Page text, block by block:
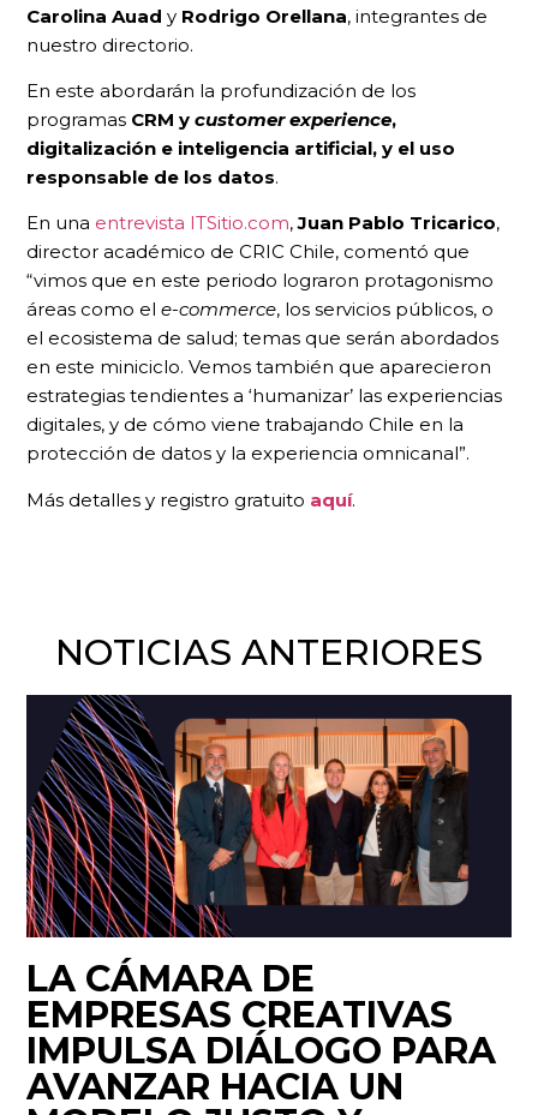
Carolina Auad y Rodrigo Orellana, integrantes de
nuestro directorio.
En este abordarán la profundización de los
programas CRM y customer experience,
digitalización e inteligencia artificial, y el uso
responsable de los datos.
En una entrevista ITSitio.com,Juan Pablo Tricarico,
director académico de CRIC Chile, comentó que
“vimos que en este periodo lograron protagonismo
áreas como el e-commerce, los servicios públicos, o
el ecosistema de salud; temas que serán abordados
en este miniciclo. Vemos también que aparecieron
estrategias tendientes a ‘humanizar’ las experiencias
digitales, y de cómo viene trabajando Chile en la
protección de datos y la experiencia omnicanal”.
Más detalles y registro gratuito aquí.
NOTICIAS ANTERIORES
LA CÁMARA DE
EMPRESAS CREATIVAS
IMPULSA DIÁLOGO PARA
AVANZAR HACIA UN